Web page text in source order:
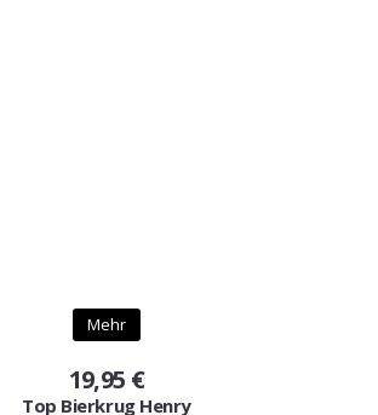
Mehr
19,95 €
Top Bierkrug Henry